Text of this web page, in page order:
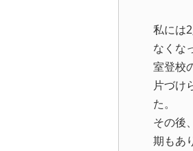
私には
なくな
室登校
片づけ
た。
その後
期もあ